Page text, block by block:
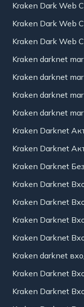
Kraken Dark Web
Kraken Dark Web
Kraken Dark Web
Kraken darknet
Kraken darknet
Kraken darknet
Kraken darknet
Kraken Darknet
Kraken Darknet
Kraken Darknet
Kraken Darknet
Kraken Darknet
Kraken Darknet
Kraken Darknet
Kraken darknet
Kraken Darknet
Kraken Darknet